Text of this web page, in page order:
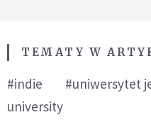
TEMATY W
#indie #uniwersytet
university